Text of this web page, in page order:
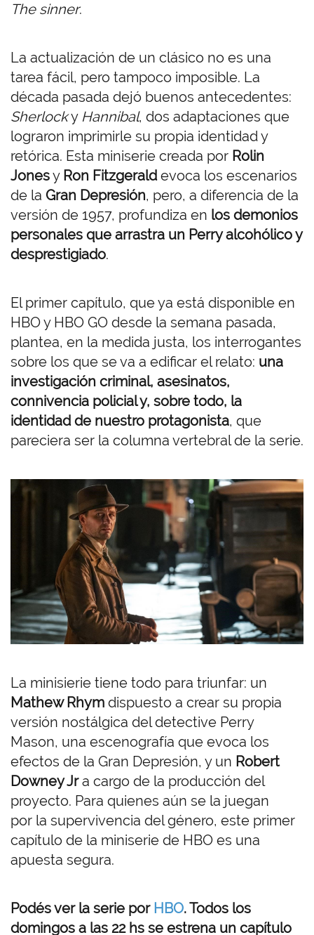
The sinner.
La actualización de un clásico no es una
tarea fácil, pero tampoco imposible. La
década pasada dejó buenos antecedentes:
Sherlocky Hannibal, dos adaptaciones que
lograron imprimirle su propia identidad y
retórica. Esta miniserie creada por Rolin
Jonesy Ron Fitzgeraldevoca los escenarios
de la Gran Depresión, pero, a diferencia de la
versión de 1957, profundiza en los demonios
personales que arrastra un Perry alcohólico y
desprestigiado.
El primer capítulo, que ya está disponible en
HBO y HBO GO desde la semana pasada,
plantea, en la medida justa, los interrogantes
sobre los que se va a edificar el relato: una
investigación criminal, asesinatos,
connivencia policial y, sobre todo, la
identidad de nuestro protagonista, que
pareciera ser la columna vertebral de la serie.
La minisierie tiene todo para triunfar: un
Mathew Rhym dispuesto a crear su propia
versión nostálgica del detective Perry
Mason, una escenografía que evoca los
efectos de la Gran Depresión, y un Robert
Downey Jra cargo de la producción del
proyecto. Para quienes aún se la juegan
por la supervivencia del género, este primer
capítulo de la miniserie de HBO es una
apuesta segura.
Podés ver la serie por HBO. Todos los
domingos a las 22 hs se estrena un capítulo